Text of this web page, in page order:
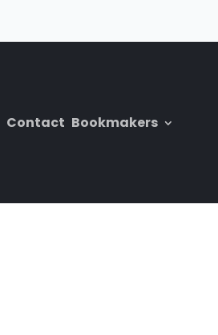
Contact Bookmakers